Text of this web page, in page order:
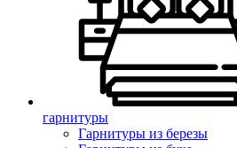
гарнитуры
Гарнитуры из березы